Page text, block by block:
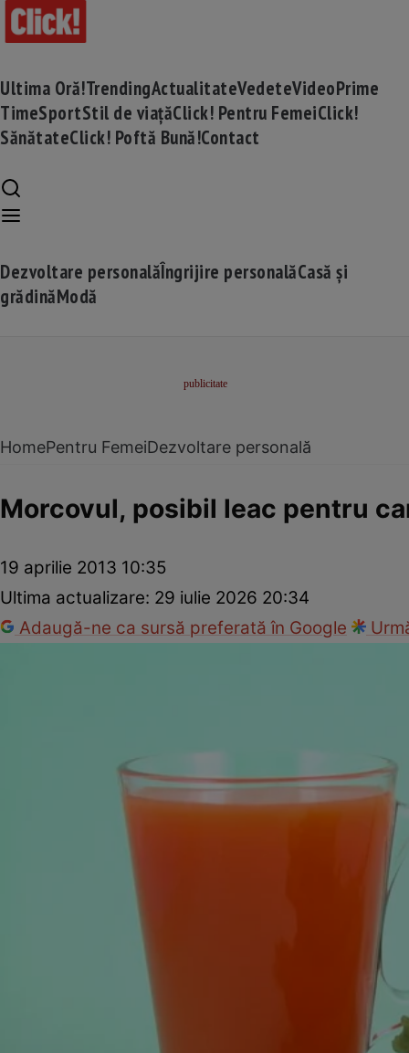
Ultima Oră!TrendingActualitateVedeteVideoPrime
TimeSportStil de viațăClick! Pentru FemeiClick!
SănătateClick! Poftă Bună!Contact
Dezvoltare personalăÎngrijire personalăCasă și
grădinăModă
HomePentru FemeiDezvoltare personală
Morcovul, posibil leac pentru
19 aprilie 2013 10:35
Ultima actualizare: 29 iulie 2026 20:34
Adaugă-ne ca sursă preferată în Google